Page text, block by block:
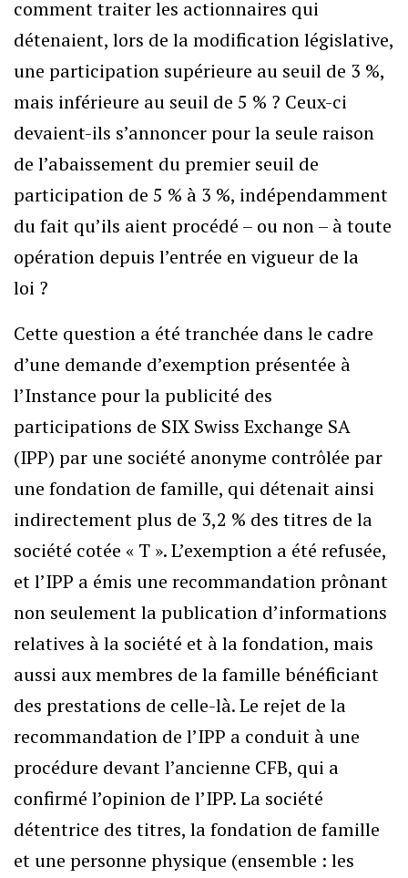
comment traiter les actionnaires qui
détenaient, lors de la modification législative,
une participation supérieure au seuil de 3 %,
mais inférieure au seuil de 5 % ? Ceux-ci
devaient-ils s’annoncer pour la seule raison
de l’abaissement du premier seuil de
participation de 5 % à 3 %, indépendamment
du fait qu’ils aient procédé – ou non – à toute
opération depuis l’entrée en vigueur de la
loi ?
Cette question a été tranchée dans le cadre
d’une demande d’exemption présentée à
l’Instance pour la publicité des
participations de SIX Swiss Exchange SA
(IPP) par une société anonyme contrôlée par
une fondation de famille, qui détenait ainsi
indirectement plus de 3,2 % des titres de la
société cotée « T ». L’exemption a été refusée,
et l’IPP a émis une recommandation prônant
non seulement la publication d’informations
relatives à la société et à la fondation, mais
aussi aux membres de la famille bénéficiant
des prestations de celle-là. Le rejet de la
recommandation de l’IPP a conduit à une
procédure devant l’ancienne CFB, qui a
confirmé l’opinion de l’IPP. La société
détentrice des titres, la fondation de famille
et une personne physique (ensemble : les